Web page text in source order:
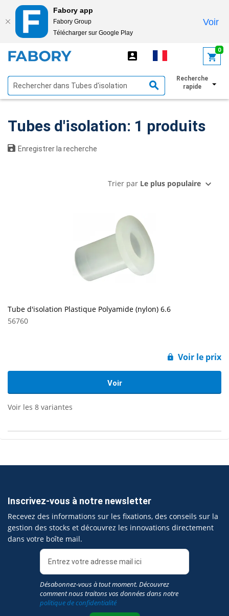
Fabory app
Fabory Group
Télécharger sur Google Play
Voir
0
Recherche
rapide
Afficher les filtres
Tubes d'isolation: 1 produits
Enregistrer la recherche
Trier par Le plus populaire
Tube d'isolation Plastique Polyamide (nylon) 6.6
56760
Voir le prix
Voir
Voir les 8 variantes
Inscrivez-vous à notre newsletter
Recevez des informations sur les fixations, des conseils sur la
gestion des stocks et découvrez les innovations directement
dans votre boîte mail.
Désabonnez-vous à tout moment. Découvrez
comment nous traitons vos données dans notre
politique de confidentialité